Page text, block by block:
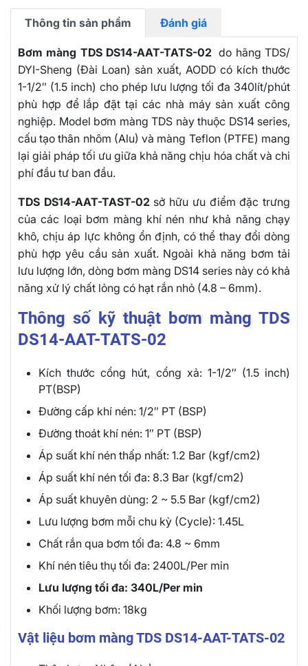
Thông tin sản phẩm Đánh giá
Bơm màng TDS DS14-AAT-TATS-02do hãng TDS/
DYI-Sheng (Đài Loan) sản xuất, AODD có kích thước
1-1/2″ (1.5 inch) cho phép lưu lượng tối đa 340lít/phút
phù hợp để lắp đặt tại các nhà máy sản xuất công
nghiệp. Model bơm màng TDS này thuộc DS14 series,
cấu tạo thân nhôm (Alu) và màng Teflon (PTFE) mang
lại giải pháp tối ưu giữa khả năng chịu hóa chất và chi
phí đầu tư ban đầu.
TDS DS14-AAT-TAST-02sở hữu ưu điểm đặc trưng
của các loại bơm màng khí nén như khả năng chạy
khô, chịu áp lực không ổn định, có thể thay đổi dòng
phù hợp yêu cầu sản xuất. Ngoài khả năng bơm tải
lưu lượng lớn, dòng bơm màng DS14 series này có khả
năng xử lý chất lỏng có hạt rắn nhỏ (4.8 – 6mm).
Thông số kỹ thuật bơm màng TDS
DS14-AAT-TATS-02
Kích thước cổng hút, cổng xả: 1-1/2″ (1.5 inch)
PT(BSP)
Đường cấp khí nén: 1/2″ PT (BSP)
Đường thoát khí nén: 1″ PT (BSP)
Áp suất khí nén thấp nhất: 1.2 Bar (kgf/cm2)
Áp suất khí nén tối đa: 8.3 Bar (kgf/cm2)
Áp suất khuyên dùng: 2 ~ 5.5 Bar (kgf/cm2)
Lưu lượng bơm mỗi chu kỳ (Cycle): 1.45L
Chất rắn qua bơm tối đa: 4.8 ~ 6mm
Khí nén tiêu thụ tối đa: 2400L/Per min
Lưu lượng tối đa: 340L/Per min
Khối lượng bơm: 18kg
Vật liệu bơm màng TDS DS14-AAT-TATS-02